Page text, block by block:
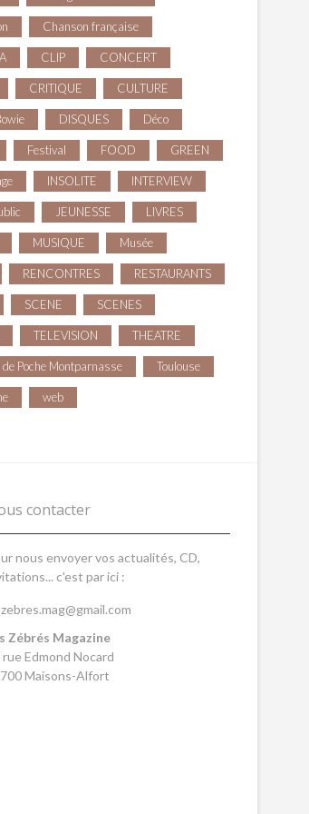
Chanson française
CLIP CONCERT
CRITIQUE CULTURE
DISQUES Déco
Festival FOOD GREEN
INSOLITE INTERVIEW
JEUNESSE LIVRES
MUSIQUE Musée
RENCONTRES RESTAURANTS
SCENE SCENES
TELEVISION THEATRE
Poche Montparnasse Toulouse
web
contacter
nous envoyer vos actualités, CD,
c'est par ici :
zebres.mag@gmail.com
Zébrés Magazine
rue Edmond Nocard
Maisons-Alfort